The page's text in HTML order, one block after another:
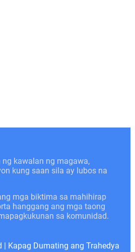
kawalan ng magawa,
kung saan sila ay lubos na
mga biktima sa mahihirap
hanggang ang mga taong
sa komunidad.
Kapag Dumating ang Trahedya